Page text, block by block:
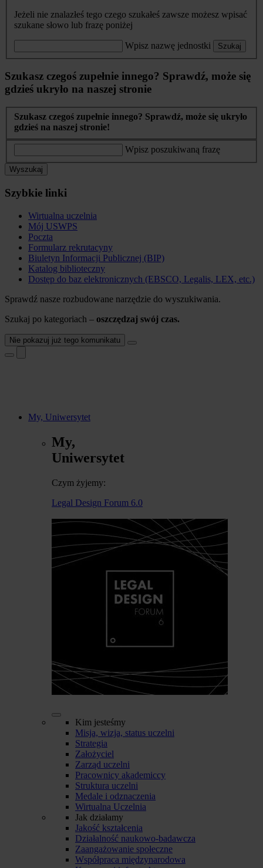
Jeżeli nie znalazłeś tego czego szukałeś zawsze możesz wpisać
szukane słowo lub frazę poniżej
Wpisz nazwę jednostki Szukaj
Szukasz czegoś zupełnie innego? Sprawdź, może się
gdzieś ukryło na naszej stronie
Szukasz czegoś zupełnie innego? Sprawdź, może się ukryło
gdzieś na naszej stronie!
Wpisz poszukiwaną frazę
Wyszukaj
Szybkie linki
Wirtualna uczelnia
Mój USWPS
Poczta
Formularz rekrutacyny
Biuletyn Informacji Publicznej (BIP)
Katalog biblioteczny
Dostęp do baz elektronicznych (EBSCO, Legalis, LEX, etc.)
Sprawdź nasze rozbudowane narzędzie do wyszukiwania.
Szukaj po kategoriach – oszczędzaj swój czas.
Nie pokazuj już tego komunikatu
My, Uniwersytet
My,
Uniwersytet
Czym żyjemy:
Legal Design Forum 6.0
Kim jesteśmy
Misja, wizja, status uczelni
Strategia
Założyciel
Zarząd uczelni
Pracownicy akademiccy
Struktura uczelni
Medale i odznaczenia
Wirtualna Uczelnia
Jak działamy
Jakość kształcenia
Działalność naukowo-badawcza
Zaangażowanie społeczne
Współpraca międzynarodowa